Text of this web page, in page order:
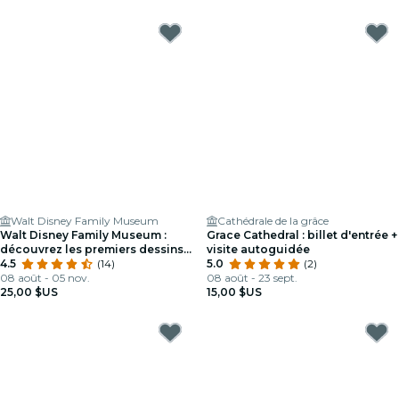
Walt Disney Family Museum
Walt Disney Family Museum :
découvrez les premiers dessins,
la musique et bien plus encore
4.5
(14)
08 août - 05 nov.
25,00 $US
Cathédrale de la grâce
Grace Cathedral : billet d'entrée +
visite autoguidée
5.0
(2)
08 août - 23 sept.
15,00 $US